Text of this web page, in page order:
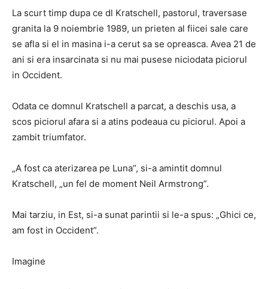
La scurt timp dupa ce dl Kratschell, pastorul, traversase
granita la 9 noiembrie 1989, un prieten al fiicei sale care
se afla si el in masina i-a cerut sa se opreasca. Avea 21 de
ani si era insarcinata si nu mai pusese niciodata piciorul
in Occident.
Odata ce domnul Kratschell a parcat, a deschis usa, a
scos piciorul afara si a atins podeaua cu piciorul. Apoi a
zambit triumfator.
„A fost ca aterizarea pe Luna”, si-a amintit domnul
Kratschell, „un fel de moment Neil Armstrong”.
Mai tarziu, in Est, si-a sunat parintii si le-a spus: „Ghici ce,
am fost in Occident”.
Imagine